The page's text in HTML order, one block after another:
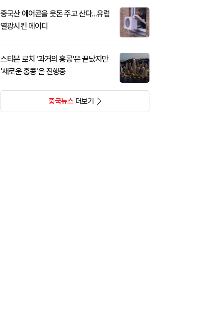
중국산 에어콘을 웃돈 주고 산다...유럽
열광시킨 메이디
스티븐 로치 '과거의 홍콩'은 끝났지만
'새로운 홍콩'은 진행중
중국뉴스더보기